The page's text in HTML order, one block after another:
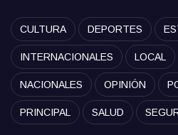
CULTURA DEPORTES
INTERNACIONALES LOCAL
NACIONALES OPINIÓN
PRINCIPAL SALUD